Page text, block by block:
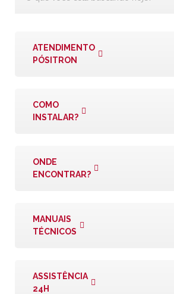
ATENDIMENTO
PÓSITRON
COMO
INSTALAR?
ONDE
ENCONTRAR?
MANUAIS
TÉCNICOS
ASSISTÊNCIA
24H